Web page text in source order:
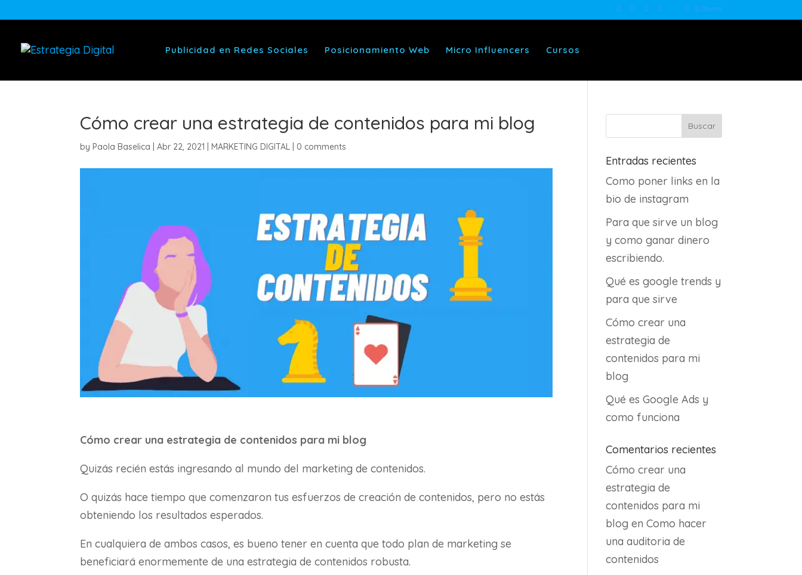
0 Items
Publicidad en Redes Sociales Posicionamiento Web Micro Influencers Cursos
Cómo crear una estrategia de contenidos para mi blog
byPaola Baselica |Abr 22, 2021 |MARKETING DIGITAL 0 comments
Cómo crear una estrategia de contenidos para mi blog
Quizás recién estás ingresando al mundo del marketing de contenidos.
O quizás hace tiempo que comenzaron tus esfuerzos de creación de contenidos, pero no estás
obteniendo los resultados esperados.
En cualquiera de ambos casos, es bueno tener en cuenta que todo plan de marketing se
beneficiará enormemente de una estrategia de contenidos robusta.
Entradas recientes
Como poner links en la
bio de instagram
Para que sirve un blog
y como ganar dinero
escribiendo.
Qué es google trends y
para que sirve
Cómo crear una
estrategia de
contenidos para mi
blog
Qué es Google Ads y
como funciona
Comentarios recientes
Cómo crear una
estrategia de
contenidos para mi
blog enComo hacer
una auditoria de
contenidos